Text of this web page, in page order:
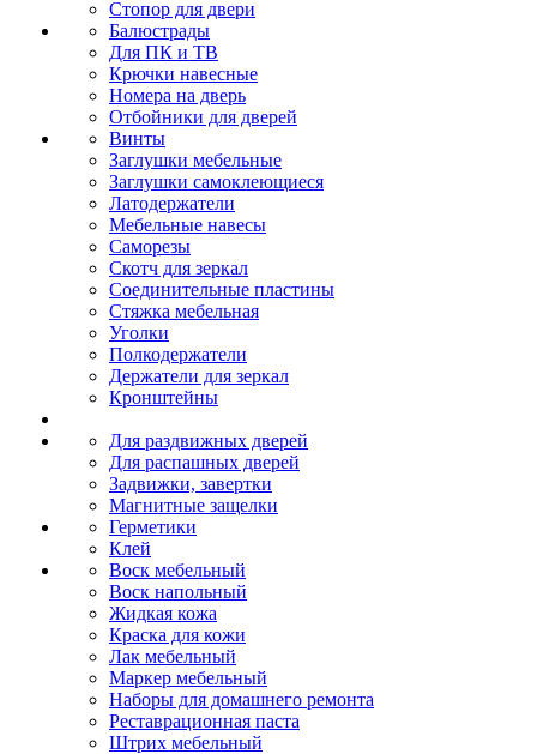
Стопор для двери
Балюстрады
Для ПК и ТВ
Крючки навесные
Номера на дверь
Отбойники для дверей
Винты
Заглушки мебельные
Заглушки самоклеющиеся
Латодержатели
Мебельные навесы
Саморезы
Скотч для зеркал
Соединительные пластины
Стяжка мебельная
Уголки
Полкодержатели
Держатели для зеркал
Кронштейны
Для раздвижных дверей
Для распашных дверей
Задвижки, завертки
Магнитные защелки
Герметики
Клей
Воск мебельный
Воск напольный
Жидкая кожа
Краска для кожи
Лак мебельный
Маркер мебельный
Наборы для домашнего ремонта
Реставрационная паста
Штрих мебельный